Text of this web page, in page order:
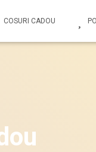
COSURI CADOU